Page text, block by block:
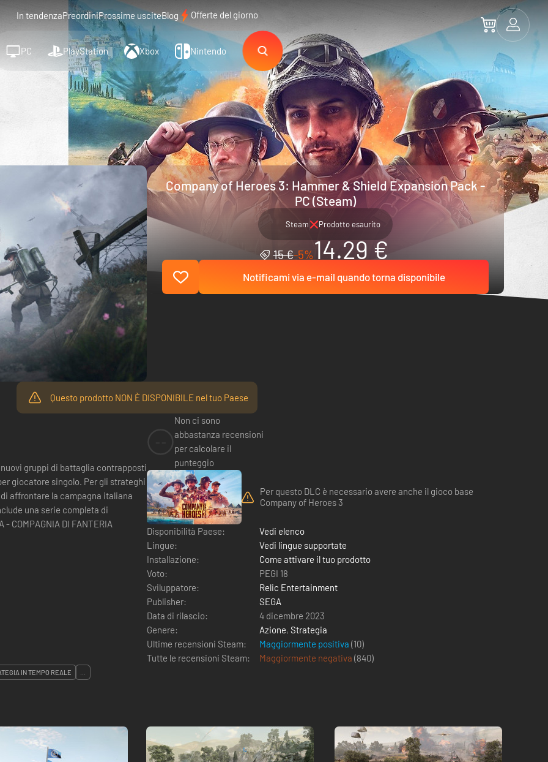
In tendenzaPreordiniProssime usciteBlog Offerte del giorno
PC PlayStation Xbox Nintendo
Company of Heroes 3: Hammer & Shield Expansion Pack -
PC (Steam)
Steam Prodotto esaurito
15 €-5%14.29 €
Notificami via e-mail quando torna disponibile
Questo prodotto NON È DISPONIBILE nel tuo Paese
gruppi di battaglia contrapposti
giocatore singolo. Per gli strateghi
affrontare la campagna italiana
una serie completa di
Non ci sono
abbastanza recensioni
per calcolare il
punteggio
Per questo DLC è necessario avere anche il gioco base
Company of Heroes 3
Disponibilità Paese:
Vedi elenco
Lingue:
Vedi lingue supportate
Installazione:
Come attivare il tuo prodotto
Voto:
PEGI 18
Sviluppatore:
Relic Entertainment
Publisher:
SEGA
Data di rilascio:
4 dicembre 2023
Genere:
Azione, Strategia
Ultime recensioni Steam:
Maggiormente positiva (10)
Tutte le recensioni Steam:
Maggiormente negativa (840)
IN TEMPO REALE ...